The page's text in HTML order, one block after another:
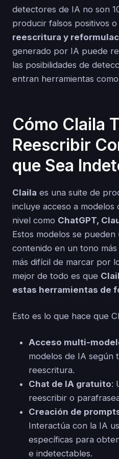
detectores de IA no son
producir falsos positivos o
reescritura y
generado por IA puede
las posibilidades de
entran herramientas como
Cómo Claila
Reescribir
que Sea
Claila es una suite de
incluye acceso a
nivel como ChatGPT,
Estos modelos se
contenido en un tono
más difícil de marcar por
mejor de todo es que
estas herramientas de
Esto es lo que hace que
Acceso multi-
modelos de IA según
reescritura.
Chat de IA gratuito:
reescribir o
Creación de
Interactúa con la IA
específicas para
e indetectables.